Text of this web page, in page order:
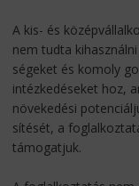
A kis- és
nem tudta
ségeket és komoly
intézkedéseket hoz,
növekedési
sítését, a
támogatjuk.